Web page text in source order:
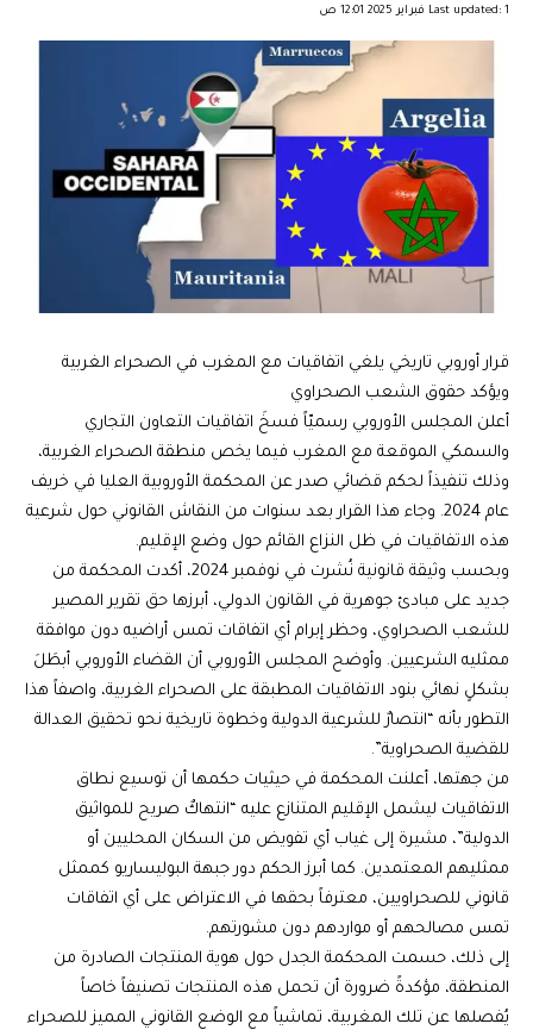
Last updated: 1 فبراير 2025 12:01 ص
قرار أوروبي تاريخي يلغي اتفاقيات مع المغرب في الصحراء الغربية
ويؤكد حقوق الشعب الصحراوي
أعلن المجلس الأوروبي رسميّاً فسخَ اتفاقيات التعاون التجاري
والسمكي الموقعة مع المغرب فيما يخص منطقة الصحراء الغربية،
وذلك تنفيذاً لحكم قضائي صدر عن المحكمة الأوروبية العليا في خريف
عام 2024. وجاء هذا القرار بعد سنوات من النقاش القانوني حول شرعية
هذه الاتفاقيات في ظل النزاع القائم حول وضع الإقليم.
وبحسب وثيقة قانونية نُشرت في نوفمبر 2024، أكدت المحكمة من
جديد على مبادئ جوهرية في القانون الدولي، أبرزها حق تقرير المصير
للشعب الصحراوي، وحظر إبرام أي اتفاقات تمس أراضيه دون موافقة
ممثليه الشرعيين. وأوضح المجلس الأوروبي أن القضاء الأوروبي أبطَلَ
بشكلٍ نهائي بنود الاتفاقيات المطبقة على الصحراء الغربية، واصفاً هذا
التطور بأنه “انتصارٌ للشرعية الدولية وخطوة تاريخية نحو تحقيق العدالة
للقضية الصحراوية”.
من جهتها، أعلنت المحكمة في حيثيات حكمها أن توسيع نطاق
الاتفاقيات ليشمل الإقليم المتنازع عليه “انتهاكٌ صريح للمواثيق
الدولية”، مشيرة إلى غياب أي تفويض من السكان المحليين أو
ممثليهم المعتمدين. كما أبرز الحكم دور جبهة البوليساريو كممثل
قانوني للصحراويين، معترفاً بحقها في الاعتراض على أي اتفاقات
تمس مصالحهم أو مواردهم دون مشورتهم.
إلى ذلك، حسمت المحكمة الجدل حول هوية المنتجات الصادرة من
المنطقة، مؤكدةً ضرورة أن تحمل هذه المنتجات تصنيفاً خاصاً
يُفصلها عن تلك المغربية، تماشياً مع الوضع القانوني المميز للصحراء